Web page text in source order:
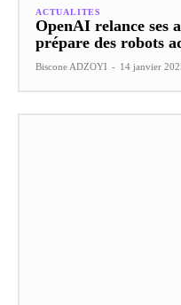
ACTUALITES
OpenAI relance ses
prépare des robots
Biscone ADZOYI - 14 janvier